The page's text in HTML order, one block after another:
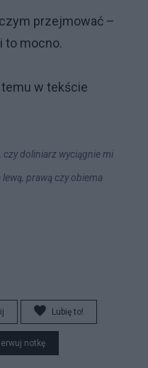
przejmować –
to mocno.
temu w tekście
czy doliniarz wyciągnie mi
prawą czy obiema
Lubię to!
notkę